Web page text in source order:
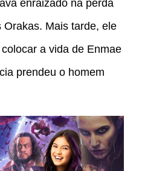
enraizado na perda
Mais tarde, ele
a vida de Enmae
prendeu o homem